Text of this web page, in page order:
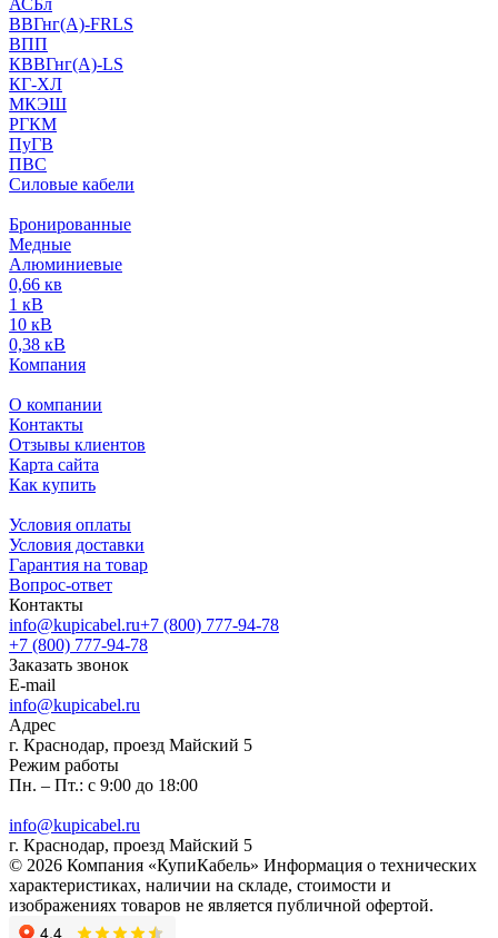
АСБл
ВВГнг(А)-FRLS
ВПП
КВВГнг(А)-LS
КГ-ХЛ
МКЭШ
РГКМ
ПуГВ
ПВС
Силовые кабели
Бронированные
Медные
Алюминиевые
0,66 кв
1 кВ
10 кВ
0,38 кВ
Компания
О компании
Контакты
Отзывы клиентов
Карта сайта
Как купить
Условия оплаты
Условия доставки
Гарантия на товар
Вопрос-ответ
Контакты
info@kupicabel.ru+7 (800) 777-94-78
+7 (800) 777-94-78
Заказать звонок
E-mail
info@kupicabel.ru
Адрес
г. Краснодар, проезд Майский 5
Режим работы
Пн. – Пт.: с 9:00 до 18:00
info@kupicabel.ru
г. Краснодар, проезд Майский 5
© 2026 Компания «КупиКабель» Информация о технических
характеристиках, наличии на складе, стоимости и
изображениях товаров не является публичной офертой.